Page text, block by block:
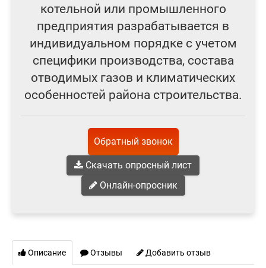
котельной или промышленного
предприятия разрабатывается в
индивидуальном порядке с учетом
специфики производства, состава
отводимых газов и климатических
особенностей района строительства.
Обратный звонок
Скачать опросный лист
Онлайн-опросник
Описание Отзывы Добавить отзыв